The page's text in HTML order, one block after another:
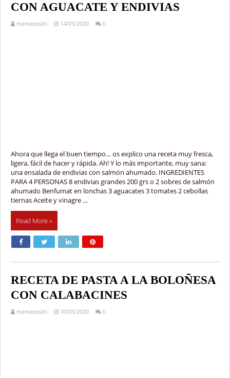
CON AGUACATE Y ENDIVIAS
martacasals 14/05/2020 0
Ahora que llega el buen tiempo… os explico una receta muy fresca,
ligera, fácil de hacer y rápida. Ah! Y lo más importante, muy sana:
una ensalada de endivias con salmón ahumado. INGREDIENTES
PARA 4 PERSONAS 8 endivias grandes 200 grs o 2 sobres de salmón
ahumado Benfumat en lonchas 3 aguacates 3 tomates 2 cebollas
tiernas Aceite y vinagre …
Read More »
RECETA DE PASTA A LA BOLOÑESA
CON CALABACINES
martacasals 10/05/2020 0